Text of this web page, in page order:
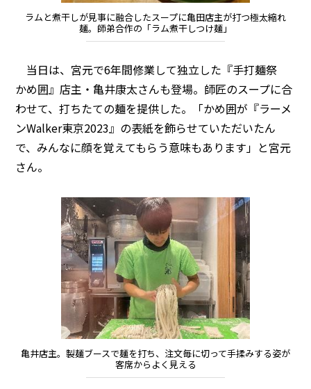
ラムと煮干しが見事に融合したスープに亀田店主が打つ極太縮れ
麺。師弟合作の「ラム煮干しつけ麺」
当日は、宮元で6年間修業して独立した『手打麺祭
かめ囲』店主・亀井康太さんも登場。師匠のスープに合
わせて、打ちたての麺を提供した。「かめ囲が『ラーメ
ンWalker東京2023』の表紙を飾らせていただいたん
で、みんなに顔を覚えてもらう意味もあります」と宮元
さん。
亀井店主。製麺ブースで麺を打ち、注文毎に切って手揉みする姿が
客席からよく見える